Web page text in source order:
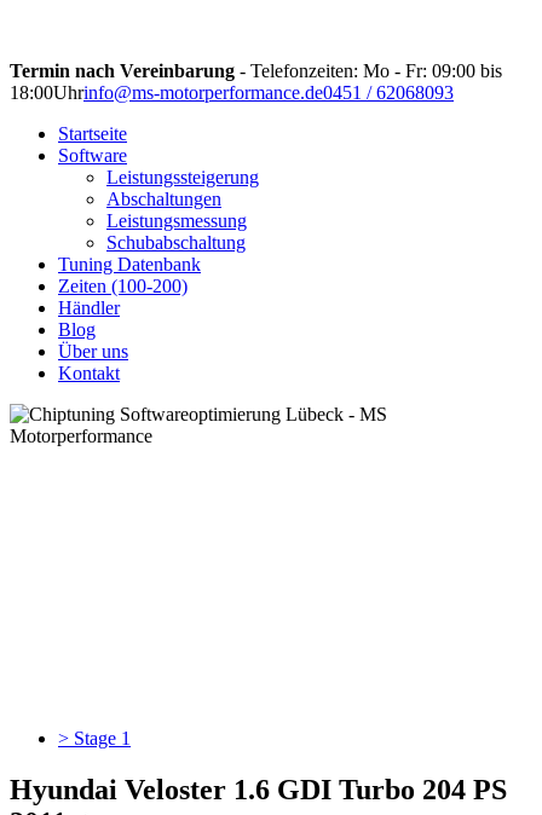
Termin nach Vereinbarung - Telefonzeiten: Mo - Fr: 09:00 bis
18:00Uhrinfo@ms-motorperformance.de0451 / 62068093
Startseite
Software
Leistungssteigerung
Abschaltungen
Leistungsmessung
Schubabschaltung
Tuning Datenbank
Zeiten (100-200)
Händler
Blog
Über uns
Kontakt
> Stage 1
Hyundai Veloster 1.6 GDI Turbo 204 PS